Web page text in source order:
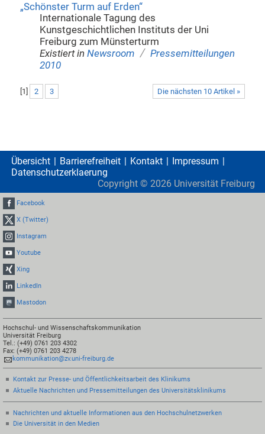
„Schönster Turm auf Erden“
Internationale Tagung des
Kunstgeschichtlichen Instituts der Uni
Freiburg zum Münsterturm
Existiert in Newsroom / Pressemitteilungen
2010
Die nächsten 10 Artikel »
1 2 3
Übersicht Barrierefreiheit Kontakt
Impressum
Datenschutzerklaerung
Copyright © 2026 Universität Freiburg
Facebook
X (Twitter)
Instagram
Youtube
Xing
LinkedIn
Mastodon
Hochschul- und Wissenschaftskommunikation
Universität Freiburg
Tel.: (+49) 0761 203 4302
Fax: (+49) 0761 203 4278
kommunikation@zv.uni-freiburg.de
Kontakt zur Presse- und Öffentlichkeitsarbeit des Klinikums
Aktuelle Nachrichten und Pressemitteilungen des Universitätsklinikums
Nachrichten und aktuelle Informationen aus den Hochschulnetzwerken
Die Universität in den Medien